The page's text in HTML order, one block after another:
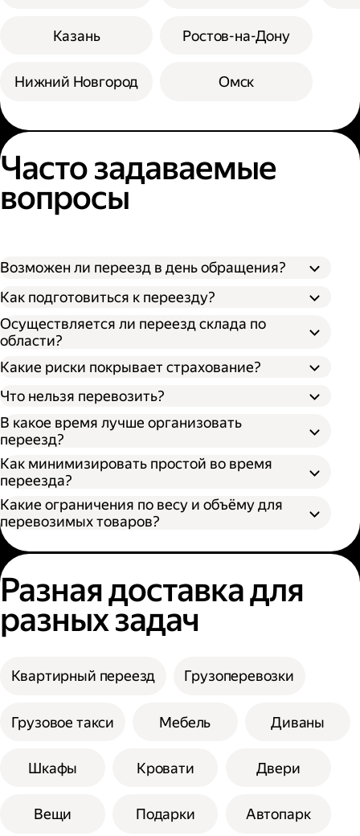
Казань
Нижний Новгород
Ростов-на-Дону
Омск
Часто задаваемые
вопросы
Возможен ли переезд в день обращения?
Как подготовиться к переезду?
Осуществляется ли переезд склада по
области?
Какие риски покрывает страхование?
Что нельзя перевозить?
В какое время лучше организовать
переезд?
Как минимизировать простой во время
переезда?
Какие ограничения по весу и объёму для
перевозимых товаров?
Разная доставка для
разных задач
Квартирный переезд Грузоперевозки
Грузовое такси Мебель Диваны
Шкафы Кровати Двери
Вещи Подарки Автопарк